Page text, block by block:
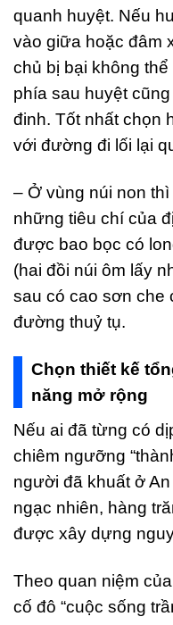
quanh huyệt. Nếu
vào giữa hoặc đâm
chủ bị bại không
phía sau huyệt
đinh. Tốt nhất chọn
với đường đi lối lại
– Ở vùng núi non
những tiêu chí của
được bao bọc có
(hai đồi núi ôm lấy
sau có cao sơn che
đường thuỷ tụ.
Chọn thiết kế
năng mở rộng
Nếu ai đã từng có
chiêm ngưỡng
người đã khuất ở
ngạc nhiên, hàng
được xây dựng
Theo quan niệm
cố đô “cuộc sống